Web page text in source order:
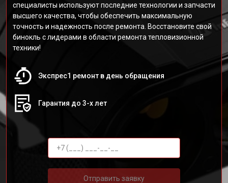
специалисты используют последние технологии и запчасти
высшего качества, чтобы обеспечить максимальную
точность и надежность после ремонта. Восстановите свой
бинокль с лидерами в области ремонта тепловизионной
техники!
Экспрес1 ремонт в день обращения
Гарантия до 3-х лет
Отправить заявку